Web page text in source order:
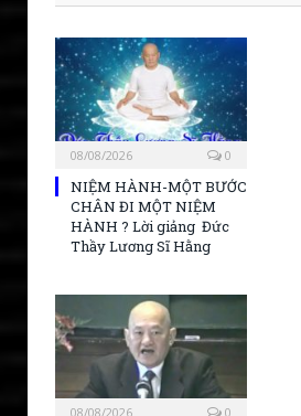
08/08/2026 0
NIỆM HÀNH-MỘT BƯỚC
CHÂN ĐI MỘT NIỆM
HÀNH ? Lời giảng Đức
Thầy Lương Sĩ Hằng
08/08/2026 0